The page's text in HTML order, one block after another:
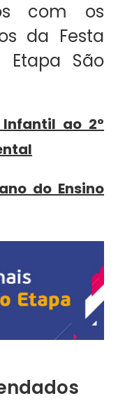
com os
da Festa
Etapa São
ao 2º
do Ensino